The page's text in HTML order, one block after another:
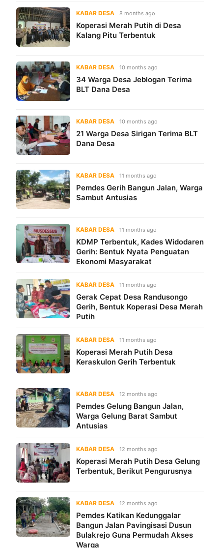
KABAR DESA 8 months ago
Koperasi Merah Putih di Desa
Kalang Pitu Terbentuk
KABAR DESA 10 months ago
34 Warga Desa Jeblogan Terima
BLT Dana Desa
KABAR DESA 10 months ago
21 Warga Desa Sirigan Terima BLT
Dana Desa
KABAR DESA 11 months ago
Pemdes Gerih Bangun Jalan, Warga
Sambut Antusias
KABAR DESA 11 months ago
KDMP Terbentuk, Kades Widodaren
Gerih: Bentuk Nyata Penguatan
Ekonomi Masyarakat
KABAR DESA 11 months ago
Gerak Cepat Desa Randusongo
Gerih, Bentuk Koperasi Desa Merah
Putih
KABAR DESA 11 months ago
Koperasi Merah Putih Desa
Keraskulon Gerih Terbentuk
KABAR DESA 12 months ago
Pemdes Gelung Bangun Jalan,
Warga Gelung Barat Sambut
Antusias
KABAR DESA 12 months ago
Koperasi Merah Putih Desa Gelung
Terbentuk, Berikut Pengurusnya
KABAR DESA 12 months ago
Pemdes Katikan Kedunggalar
Bangun Jalan Pavingisasi Dusun
Bulakrejo Guna Permudah Akses
Warga